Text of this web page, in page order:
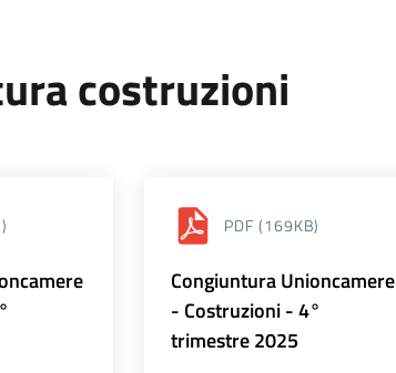
costruzioni
PDF (169KB)
Congiuntura Unioncamere
- Costruzioni - 4°
trimestre 2025